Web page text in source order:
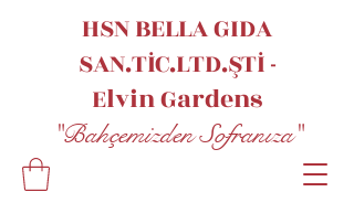
HSN BELLA GIDA
SAN.TİC.LTD.ŞTİ -
ElvinGardens
"Bahçemizden Sofranıza"